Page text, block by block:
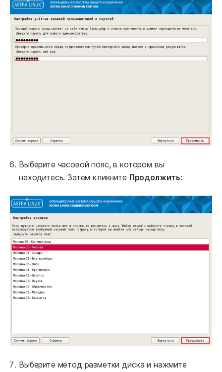
Выберите часовой пояс, в котором вы
находитесь. Затем кликните Продолжить:
Выберите метод разметки диска и нажмите